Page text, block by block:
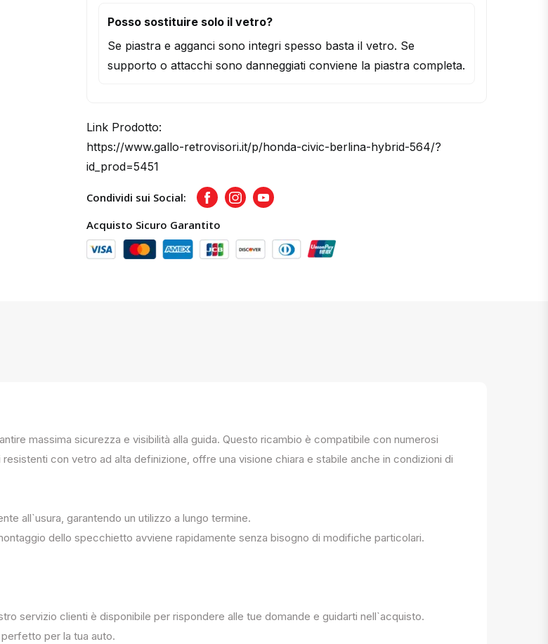
Posso sostituire solo il vetro?
Se piastra e agganci sono integri spesso basta il vetro. Se
supporto o attacchi sono danneggiati conviene la piastra completa.
Link Prodotto:
https://www.gallo-retrovisori.it/p/honda-civic-berlina-hybrid-564/?
id_prod=5451
Condividi sui Social: FacebookInstagramYoutube
Acquisto Sicuro Garantito
massima sicurezza e visibilità alla guida. Questo ricambio è compatibile con numerosi
con vetro ad alta definizione, offre una visione chiara e stabile anche in condizioni di
all`usura, garantendo un utilizzo a lungo termine.
dello specchietto avviene rapidamente senza bisogno di modifiche particolari.
servizio clienti è disponibile per rispondere alle tue domande e guidarti nell`acquisto.
per la tua auto.